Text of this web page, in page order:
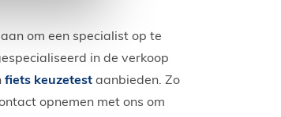
om een specialist op te
in de verkoop
fiets keuzetest aanbieden. Zo
opnemen met ons om